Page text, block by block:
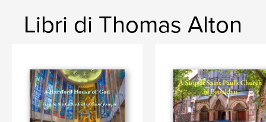
Libri di Thomas Alton